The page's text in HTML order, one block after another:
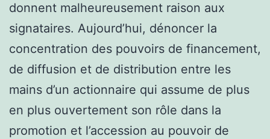
donnent malheureusement raison aux
signataires. Aujourd’hui, dénoncer la
concentration des pouvoirs de financement,
de diffusion et de distribution entre les
mains d’un actionnaire qui assume de plus
en plus ouvertement son rôle dans la
promotion et l’accession au pouvoir de